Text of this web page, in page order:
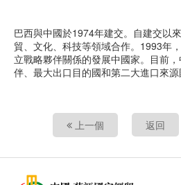
巴西與中國於1974年建交。自建交以
貿、文化、科技等領域合作。1993年
立戰略夥伴關係的發展中國家。目前
伴、最大出口目的國和第二大進口來源
上一個 返回